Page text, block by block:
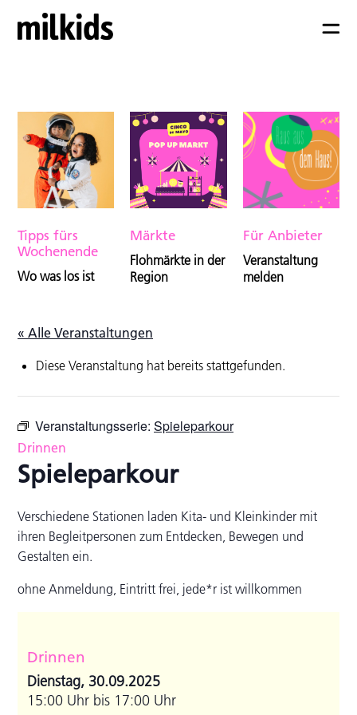
Tipps fürs
Wochenende
Wo was los ist
Märkte
Flohmärkte in der
Region
Für Anbieter
Veranstaltung
melden
« Alle Veranstaltungen
Diese Veranstaltung hat bereits stattgefunden.
Veranstaltungsserie: Spieleparkour
Drinnen
Spieleparkour
Verschiedene Stationen laden Kita- und Kleinkinder mit
ihren Begleitpersonen zum Entdecken, Bewegen und
Gestalten ein.
ohne Anmeldung, Eintritt frei, jede*r ist willkommen
Drinnen
Dienstag, 30.09.2025
15:00 Uhr bis 17:00 Uhr